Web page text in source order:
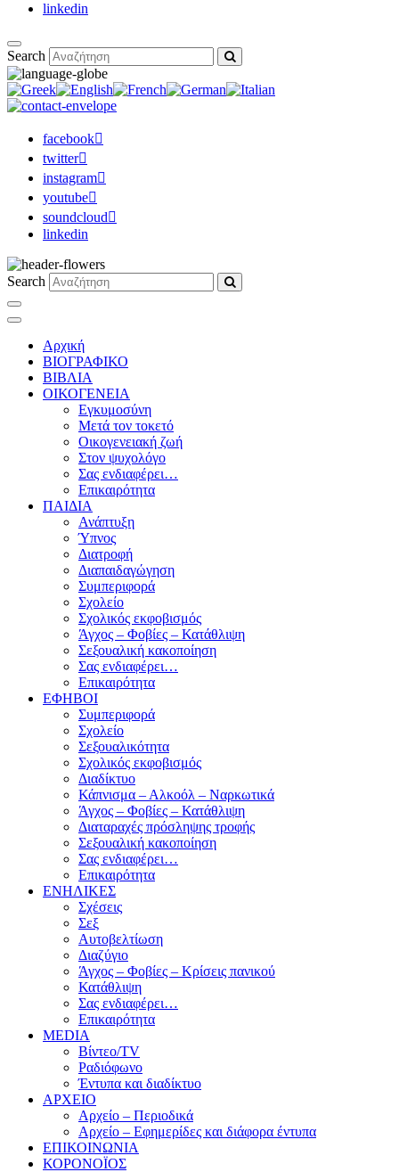
linkedin
Search
facebook
twitter
instagram
youtube
soundcloud
linkedin
Search
Αρχική
ΒΙΟΓΡΑΦΙΚΟ
ΒΙΒΛΙΑ
ΟΙΚΟΓΕΝΕΙΑ
Εγκυμοσύνη
Μετά τον τοκετό
Οικογενειακή ζωή
Στον ψυχολόγο
Σας ενδιαφέρει…
Επικαιρότητα
ΠΑΙΔΙΑ
Ανάπτυξη
Ύπνος
Διατροφή
Διαπαιδαγώγηση
Συμπεριφορά
Σχολείο
Σχολικός εκφοβισμός
Άγχος – Φοβίες – Κατάθλιψη
Σεξουαλική κακοποίηση
Σας ενδιαφέρει…
Επικαιρότητα
ΕΦΗΒΟΙ
Συμπεριφορά
Σχολείο
Σεξουαλικότητα
Σχολικός εκφοβισμός
Διαδίκτυο
Κάπνισμα – Αλκοόλ – Ναρκωτικά
Άγχος – Φοβίες – Κατάθλιψη
Διαταραχές πρόσληψης τροφής
Σεξουαλική κακοποίηση
Σας ενδιαφέρει…
Επικαιρότητα
ΕΝΗΛΙΚΕΣ
Σχέσεις
Σεξ
Αυτοβελτίωση
Διαζύγιο
Άγχος – Φοβίες – Κρίσεις πανικού
Κατάθλιψη
Σας ενδιαφέρει…
Επικαιρότητα
MEDIA
Βίντεο/TV
Ραδιόφωνο
Έντυπα και διαδίκτυο
ΑΡΧΕΙΟ
Αρχείο – Περιοδικά
Αρχείο – Εφημερίδες και διάφορα έντυπα
ΕΠΙΚΟΙΝΩΝΙΑ
ΚΟΡΟΝΟΪΟΣ